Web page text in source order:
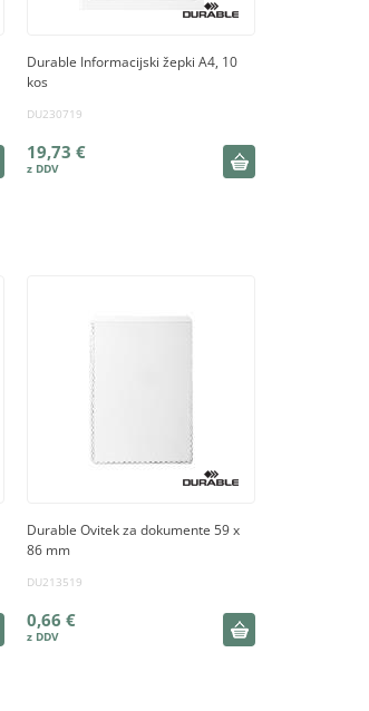
Durable Informacijski žepki A4, 10
kos
DU230719
19,73 €
Durable Ovitek za dokumente 59 x
86 mm
DU213519
0,66 €